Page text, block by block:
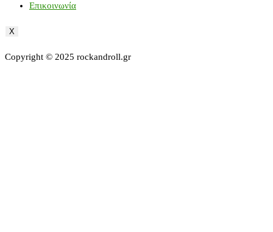
Επικοινωνία
X
Copyright © 2025 rockandroll.gr